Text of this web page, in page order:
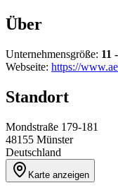
Über
Unternehmensgröße: 11
Webseite: https://
Standort
Mondstraße 179-181
48155 Münster
Deutschland
Karte anzeigen